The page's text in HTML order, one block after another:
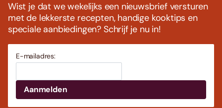
Wist je dat we wekelijks een nieuwsbrief versturen
met de lekkerste recepten, handige kooktips en
speciale aanbiedingen? Schrijf je nu in!
E-mailadres: